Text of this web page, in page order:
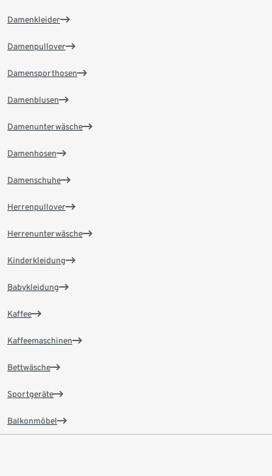
Damenkleider
Damenpullover
Damensporthosen
Damenblusen
Damenunterwäsche
Damenhosen
Damenschuhe
Herrenpullover
Herrenunterwäsche
Kinderkleidung
Babykleidung
Kaffee
Kaffeemaschinen
Bettwäsche
Sportgeräte
Balkonmöbel